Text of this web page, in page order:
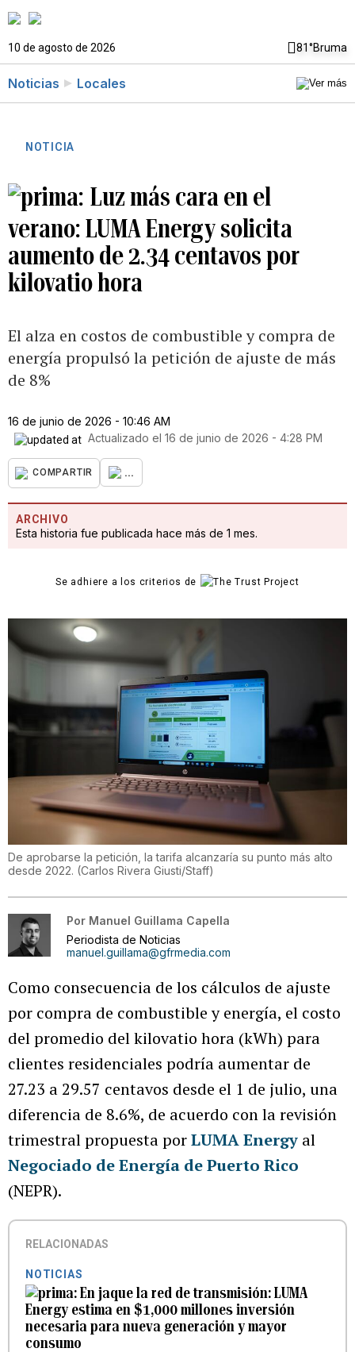
10 de agosto de 2026 81°Bruma
Noticias Locales
NOTICIA
Luz más cara en el
verano: LUMA Energy solicita
aumento de 2.34 centavos por
kilovatio hora
El alza en costos de combustible y compra de
energía propulsó la petición de ajuste de más
de 8%
16 de junio de 2026 - 10:46 AM
Actualizado el 16 de junio de 2026 - 4:28 PM
COMPARTIR ...
ARCHIVO
Esta historia fue publicada hace más de 1 mes.
Se adhiere a los criterios de
De aprobarse la petición, la tarifa alcanzaría su punto más alto
desde 2022. (Carlos Rivera Giusti/Staff)
Por Manuel Guillama Capella
Periodista de Noticias
manuel.guillama@gfrmedia.com
Como consecuencia de los cálculos de ajuste
por compra de combustible y energía, el costo
del promedio del kilovatio hora (kWh) para
clientes residenciales podría aumentar de
27.23 a 29.57 centavos desde el 1 de julio, una
diferencia de 8.6%, de acuerdo con la revisión
trimestral propuesta porLUMA Energy al
Negociado de Energía de Puerto Rico
(NEPR).
RELACIONADAS
NOTICIAS
En jaque la red de transmisión: LUMA
Energy estima en $1,000 millones inversión
necesaria para nueva generación y mayor
consumo